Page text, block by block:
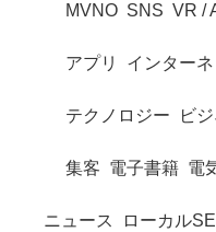
MVNO SNS VR /
アプリ インターネ
テクノロジー ビ
集客 電子書籍 電
ニュース ローカル